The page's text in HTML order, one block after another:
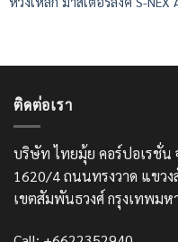
ติดต่อเรา
บริษัท ไทยมุ้ย คอร์ปอเรชั่น
1620/4 ถนนทรงวาด แขว
เขตสัมพันธวงศ์ กรุงเทพมห